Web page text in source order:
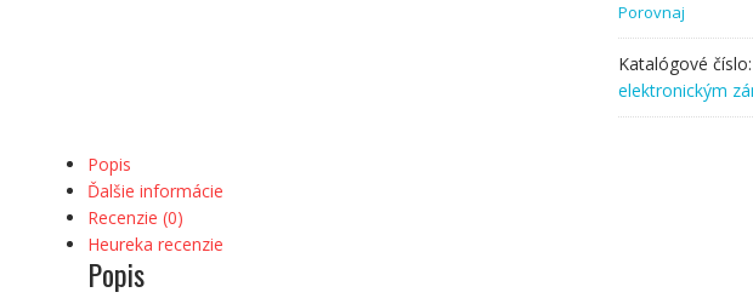
Safetronics
NTR
Porovnaj
Katalógové číslo:
elektronickým
Popis
Ďalšie informácie
Recenzie (0)
Heureka recenzie
Popis